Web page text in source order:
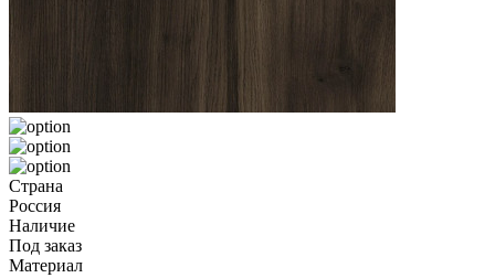
Страна
Россия
Наличие
Под заказ
Материал